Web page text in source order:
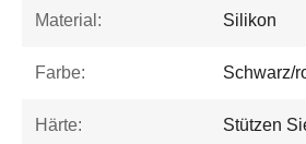
Material: Silikon
Farbe: Schwarz/
Härte: Stützen